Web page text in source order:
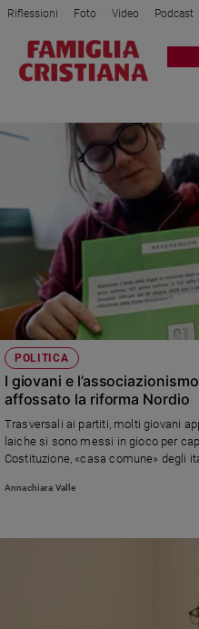
Attualità
Politica
Legalità
giustizia
Sport
Interviste
Papa
Papa
Chiesa
Chiesa
e
Santi
Riflessioni Foto Video Podcast
Privacy Policy Chi siamo
Registrati Redazione
POLITICA
I giovani e
affossato la riforma Nordio
Trasversali ai partiti, molti giovani
laiche si sono messi in gioco per
Costituzione, «casa comune» degli
Annachiara Valle